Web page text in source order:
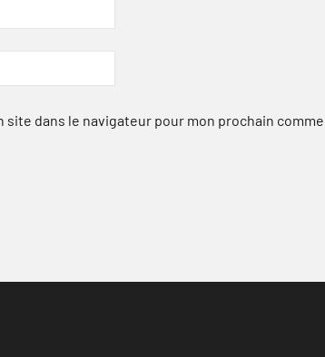
dans le navigateur pour mon prochain